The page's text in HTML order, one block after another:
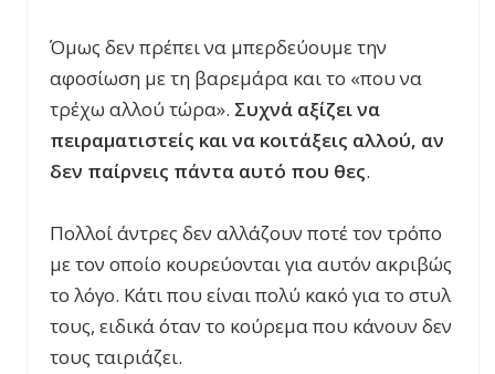
Όμως δεν πρέπει να μπερδεύουμε την
αφοσίωση με τη βαρεμάρα και το «που να
τρέχω αλλού τώρα». Συχνά αξίζει να
πειραματιστείς και να κοιτάξεις αλλού, αν
δεν παίρνεις πάντα αυτό που θες.
Πολλοί άντρες δεν αλλάζουν ποτέ τον τρόπο
με τον οποίο κουρεύονται για αυτόν ακριβώς
το λόγο. Κάτι που είναι πολύ κακό για το στυλ
τους, ειδικά όταν το κούρεμα που κάνουν δεν
τους ταιριάζει.